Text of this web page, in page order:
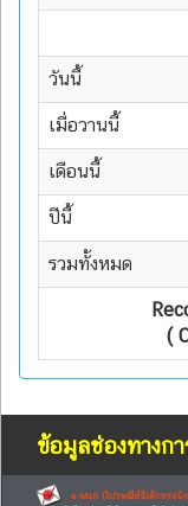
วันนี้
เมื่อวานนี้
เดือนนี้
ปีนี้
รวมทั้งหมด
(
ข้อมูลช่องทางก